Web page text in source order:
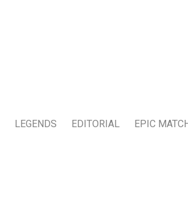
LEGENDS EDITORIAL EPIC